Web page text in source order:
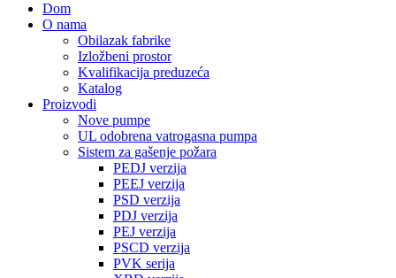
Dom
O nama
Obilazak fabrike
Izložbeni prostor
Kvalifikacija preduzeća
Katalog
Proizvodi
Nove pumpe
UL odobrena vatrogasna pumpa
Sistem za gašenje požara
PEDJ verzija
PEEJ verzija
PSD verzija
PDJ verzija
PEJ verzija
PSCD verzija
PVK serija